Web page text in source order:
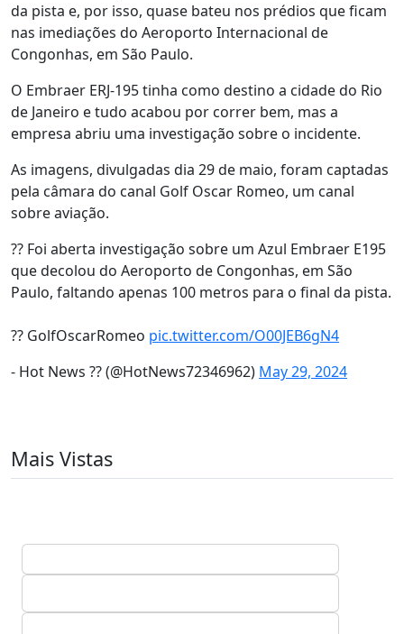
da pista e, por isso, quase bateu nos prédios que ficam
nas imediações do Aeroporto Internacional de
Congonhas, em São Paulo.
O Embraer ERJ-195 tinha como destino a cidade do Rio
de Janeiro e tudo acabou por correr bem, mas a
empresa abriu uma investigação sobre o incidente.
As imagens, divulgadas dia 29 de maio, foram captadas
pela câmara do canal Golf Oscar Romeo, um canal
sobre aviação.
?? Foi aberta investigação sobre um Azul Embraer E195
que decolou do Aeroporto de Congonhas, em São
Paulo, faltando apenas 100 metros para o final da pista.
?? GolfOscarRomeo pic.twitter.com/O00JEB6gN4
- Hot News ?? (@HotNews72346962) May 29, 2024
Mais Vistas